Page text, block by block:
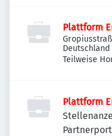
Plattform
Deutschland
Teilweise
Plattform